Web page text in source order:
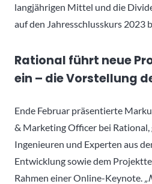
langjährigen Mittel und die
auf den Jahresschlusskurs 2023
Rational führt neue
ein – die Vorstellung
Ende Februar präsentierte
& Marketing Officer bei Rational,
Ingenieuren und Experten aus
Entwicklung sowie dem
Rahmen einer Online-Keynote.